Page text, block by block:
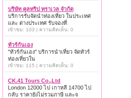
บริษัท คูลทริป ทราเวล จำกัด
บริการรับจัดนำท่องเที่ยว ในประเทศ
และ ต่างประเทศ รับจองที่
เข้าชม: 103 | ความคิดเห็น: 0
ทัวร์กันเอง
"ทัวร์กันเอง" บริการนำเที่ยว จัดทัวร์
ท่องเที่ยวใน
เข้าชม: 115 | ความคิดเห็น: 0
CK.41 Tours Co.,Ltd
London 12000 ไป เกาหลี 14700 ไป
กลับ ราคายังไม่รวมภาษี และจ